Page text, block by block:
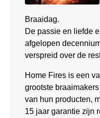
Braaidag.
De passie en liefde
afgelopen
verspreid over de
Home Fires is een
grootste
van hun producten,
15 jaar garantie zijn